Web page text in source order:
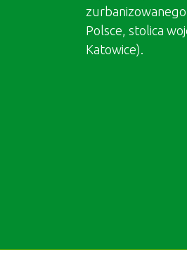
Polsce, stolica
Katowice).